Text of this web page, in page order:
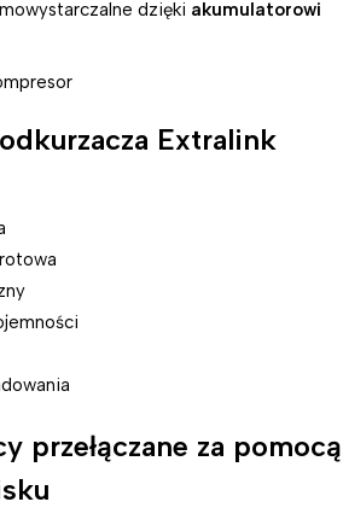
dzięki akumulatorowi
Extralink
przełączane za pomocą